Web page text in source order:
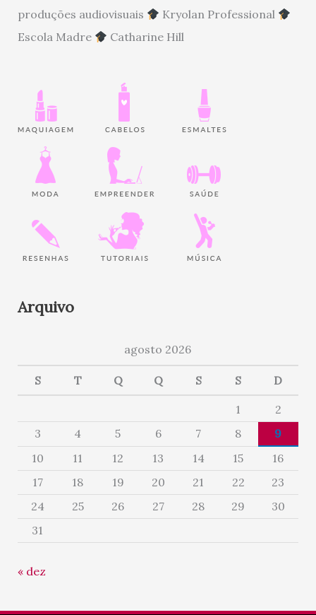
produções audiovisuais
Kryolan Professional
Escola Madre
Catharine Hill
Arquivo
agosto 2026
S T Q Q S S D
1
2
3
4 5 6 7 8
9
10
11 12 13 14 15
16
17
18 19 20 21 22
23
24
25 26 27 28 29
30
31
« dez